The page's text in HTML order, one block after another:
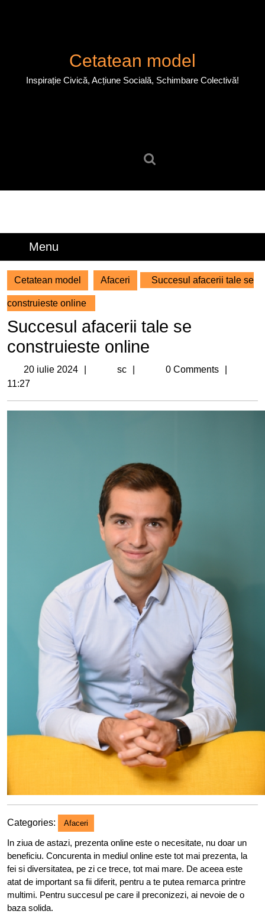
Cetatean model
Inspirație Civică, Acțiune Socială, Schimbare Colectivă!
Menu
Cetatean model Afaceri Succesul afacerii tale se
construieste online
Succesul afacerii tale se
construieste online
20 iulie 2024 sc
0 Comments
11:27
Categories: Afaceri
In ziua de astazi, prezenta online este o necesitate, nu doar un
beneficiu. Concurenta in mediul online este tot mai prezenta, la
fei si diversitatea, pe zi ce trece, tot mai mare. De aceea este
atat de important sa fii diferit, pentru a te putea remarca printre
multimi. Pentru succesul pe care il preconizezi, ai nevoie de o
baza solida.